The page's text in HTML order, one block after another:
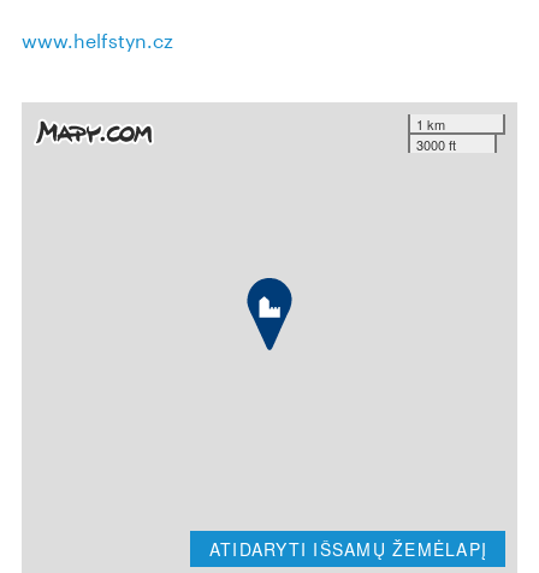
www.helfstyn.cz
1 km
3000 ft
ATIDARYTI IŠSAMŲ ŽEMĖLAPĮ